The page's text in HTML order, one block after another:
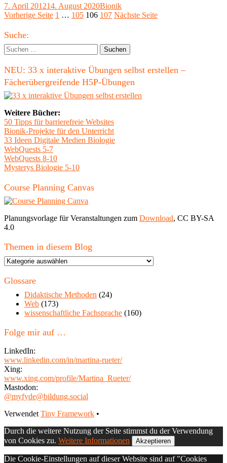
Veröffentlicht
am
7. April 201214. August 2020Kategorien
Bionik
Seitennummerierung
der
Beiträge
Vorherige Seite Seite
1 … Seite
105 Seite
106 Seite
107 Nächste Seite
Haupt-
Seitenleiste
Suche:
Suchen
nach:
NEU: 33 x interaktive Übungen selbst erstellen –
Fächerübergreifende H5P-Übungen
Weitere Bücher:
50 Tipps für barrierefreie Websites
Bionik-Projekte für den Unterricht
33 Ideen Digitale Medien Biologie
WebQuests 5-7
WebQuests 8-10
Mysterys Biologie 5-10
Course Planning Canvas
Planungsvorlage für Veranstaltungen zum Download, CC BY-SA
4.0
Themen in diesem Blog
Themen
diesem
Glossare
Didaktische Methoden (24)
Web (173)
wissenschaftliche Fachsprache (160)
Folge mir auf …
LinkedIn:
www.linkedin.com/in/martina-rueter/
Xing:
www.xing.com/profile/Martina_Rueter/
Mastodon:
@myfyde@bildung.social
Footer
Inhalt
VerwendetTiny Framework •
Durch die weitere Nutzung der Seite stimmst du der Verwendung
von Cookies zu. Weitere Informationen Akzeptieren
Die Cookie-Einstellungen auf dieser Website sind auf "Cookies